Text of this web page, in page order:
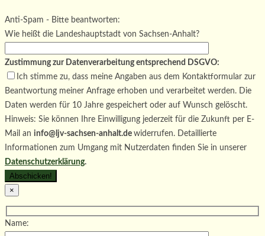
Bitte lasse dieses Feld leer.
Anti-Spam - Bitte beantworten:
Wie heißt die Landeshauptstadt von Sachsen-Anhalt?
Zustimmung zur Datenverarbeitung entsprechend DSGVO:
Ich stimme zu, dass meine Angaben aus dem Kontaktformular zur
Beantwortung meiner Anfrage erhoben und verarbeitet werden. Die
Daten werden für 10 Jahre gespeichert oder auf Wunsch gelöscht.
Hinweis: Sie können Ihre Einwilligung jederzeit für die Zukunft per E-
Mail an info@ljv-sachsen-anhalt.de widerrufen. Detaillierte
Informationen zum Umgang mit Nutzerdaten finden Sie in unserer
Datenschutzerklärung.
×
Name: